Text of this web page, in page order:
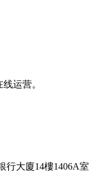
运营。
行大廈14樓1406A室